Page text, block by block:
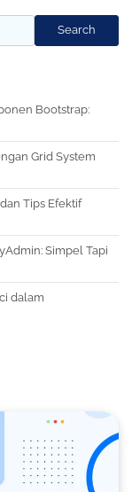
Search
Bootstrap:
Grid System
Tips Efektif
Simpel Tapi
dalam